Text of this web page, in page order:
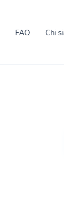
FAQ Chi